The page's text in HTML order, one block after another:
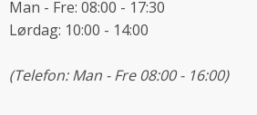
Man - Fre: 08:00 - 17:30
Lørdag: 10:00 - 14:00
(Telefon: Man - Fre 08:00 - 16:00)